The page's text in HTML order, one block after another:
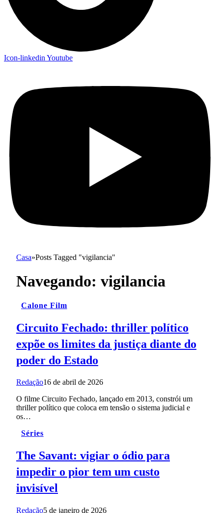
Icon-linkedin Youtube
Casa»Posts Tagged "vigilancia"
Navegando: vigilancia
Calone Film
Circuito Fechado: thriller político
expõe os limites da justiça diante do
poder do Estado
Redação16 de abril de 2026
O filme Circuito Fechado, lançado em 2013, constrói um
thriller político que coloca em tensão o sistema judicial e
os…
Séries
The Savant: vigiar o ódio para
impedir o pior tem um custo
invisível
Redação5 de janeiro de 2026